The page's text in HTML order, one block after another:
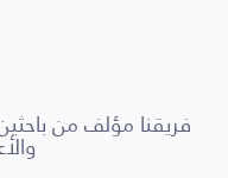
فريقنا مؤلف من